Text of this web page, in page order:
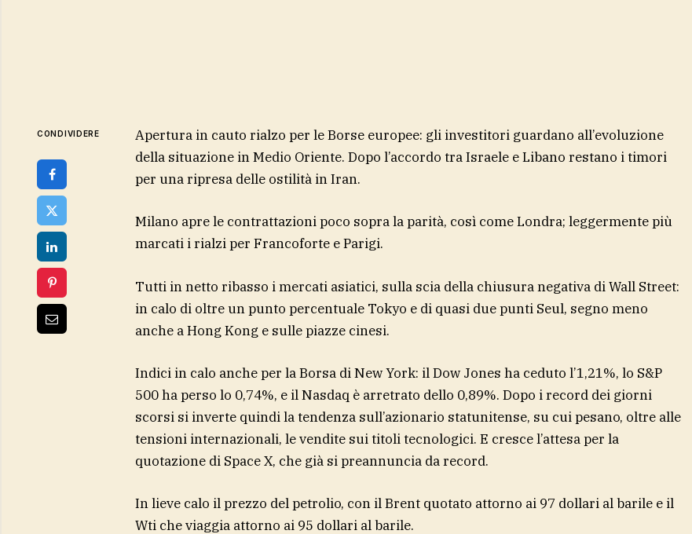
CONDIVIDERE
Apertura in cauto rialzo per le Borse europee: gli investitori guardano all’evoluzione
della situazione in Medio Oriente. Dopo l’accordo tra Israele e Libano restano i timori
per una ripresa delle ostilità in Iran.
Milano apre le contrattazioni poco sopra la parità, così come Londra; leggermente più
marcati i rialzi per Francoforte e Parigi.
Tutti in netto ribasso i mercati asiatici, sulla scia della chiusura negativa di Wall Street:
in calo di oltre un punto percentuale Tokyo e di quasi due punti Seul, segno meno
anche a Hong Kong e sulle piazze cinesi.
Indici in calo anche per la Borsa di New York: il Dow Jones ha ceduto l’1,21%, lo S&P
500 ha perso lo 0,74%, e il Nasdaq è arretrato dello 0,89%. Dopo i record dei giorni
scorsi si inverte quindi la tendenza sull’azionario statunitense, su cui pesano, oltre alle
tensioni internazionali, le vendite sui titoli tecnologici. E cresce l’attesa per la
quotazione di Space X, che già si preannuncia da record.
In lieve calo il prezzo del petrolio, con il Brent quotato attorno ai 97 dollari al barile e il
Wti che viaggia attorno ai 95 dollari al barile.